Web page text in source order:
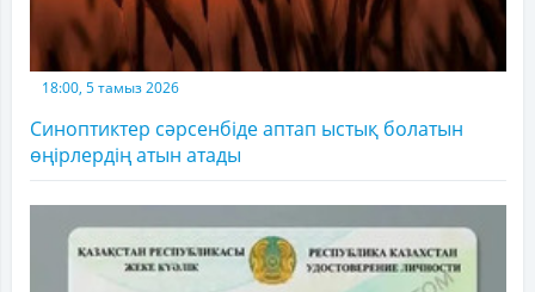
18:00, 5 тамыз 2026
Синоптиктер сәрсенбіде аптап ыстық болатын
өңірлердің атын атады